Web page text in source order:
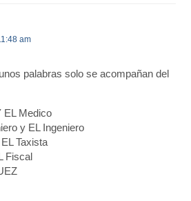
am
palabras solo se acompañan del
EL Medico
y EL Ingeniero
Taxista
Fiscal